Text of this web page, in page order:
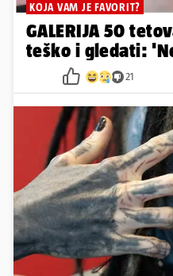
KOJA VAM JE FAVORIT?
GALERIJA 50
teško i gledati:
21